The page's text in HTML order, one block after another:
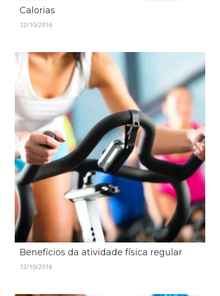
Calorias
12/10/2016
Benefícios da atividade física regular
12/10/2016